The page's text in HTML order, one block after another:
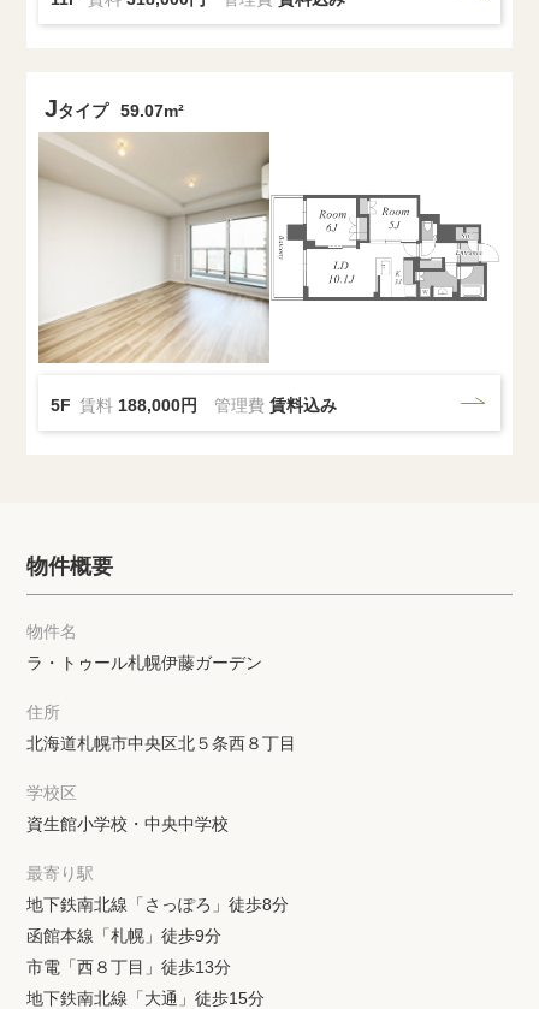
Jタイプ 59.07m²
5F 賃料 188,000円 管理費賃料込み
物件概要
物件名
ラ・トゥール札幌伊藤ガーデン
住所
北海道札幌市中央区北５条西８丁目
学校区
資生館小学校・中央中学校
最寄り駅
地下鉄南北線「さっぽろ」徒歩8分
函館本線「札幌」徒歩9分
市電「西８丁目」徒歩13分
地下鉄南北線「大通」徒歩15分